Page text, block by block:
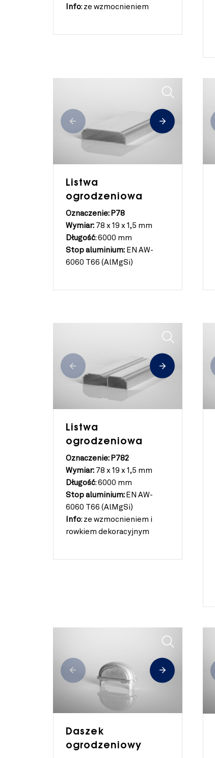
Info: ze wzmocnieniem
Listwa
ogrodzeniowa
Oznaczenie: P78
Wymiar: 78 x 19 x 1,5 mm
Długość: 6000 mm
Stop aluminium: EN AW-
6060 T66 (AlMgSi)
Listwa
ogrodzeniowa
Oznaczenie: P782
Wymiar: 78 x 19 x 1,5 mm
Długość: 6000 mm
Stop aluminium: EN AW-
6060 T66 (AlMgSi)
Info: ze wzmocnieniem i
rowkiem dekoracyjnym
Daszek
ogrodzeniowy